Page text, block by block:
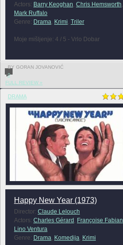
Actors: Barry Keoghan, Chris Hemsworth,
Mark Ruffalo
Genre: Drama, Krimi, Triler
Moje mišljenje: 4 / 5 - Vrlo Dobar
BY GORAN JOVANOVIĆ
0
FULL REVIEW »
DRAMA
Happy New Year (1973)
Director: Claude Lelouch
Actors: Charles Gérard , Françoise Fabian
Lino Ventura
Genre: Drama, Komedija, Krimi